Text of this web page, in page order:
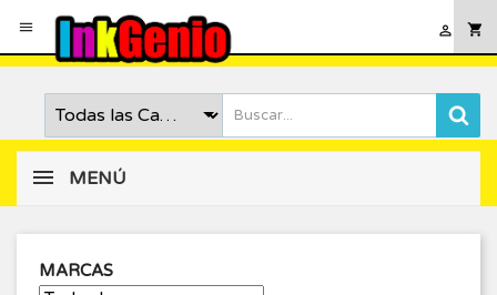
 shopping_cart

MENÚ
MARCAS